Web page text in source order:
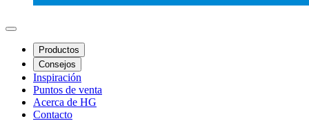
Productos
Consejos
Inspiración
Puntos de venta
Acerca de HG
Contacto